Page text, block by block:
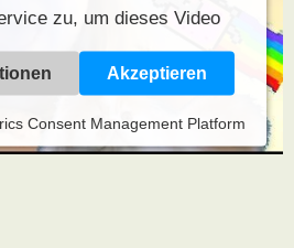
zu, um dieses Video
Akzeptieren
Consent Management Platform